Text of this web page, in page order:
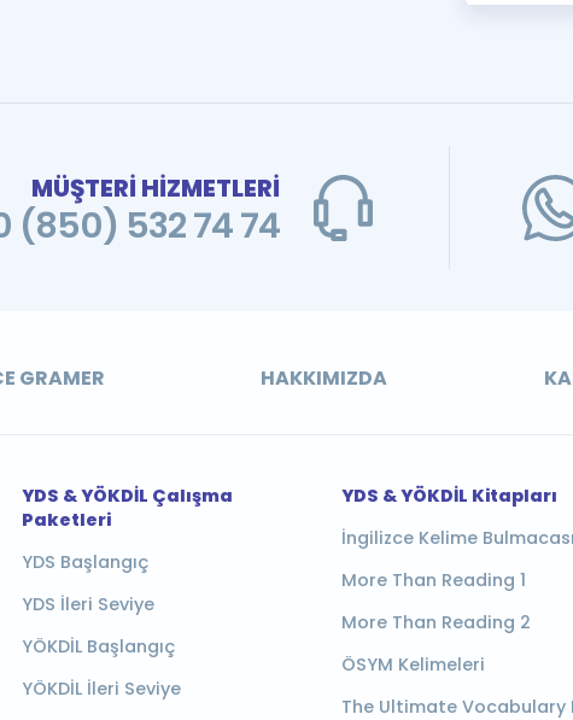
MÜŞTERİ HİZMETLERİ
(850) 532 74 74
GRAMER HAKKIMIZDA
YDS & YÖKDİL Çalışma
Paketleri
YDS Başlangıç
YDS İleri Seviye
YÖKDİL Başlangıç
YÖKDİL İleri Seviye
YDS & YÖKDİL Kitapları
İngilizce Kelime Bulmacası
More Than Reading 1
More Than Reading 2
ÖSYM Kelimeleri
The Ultimate Vocabulary